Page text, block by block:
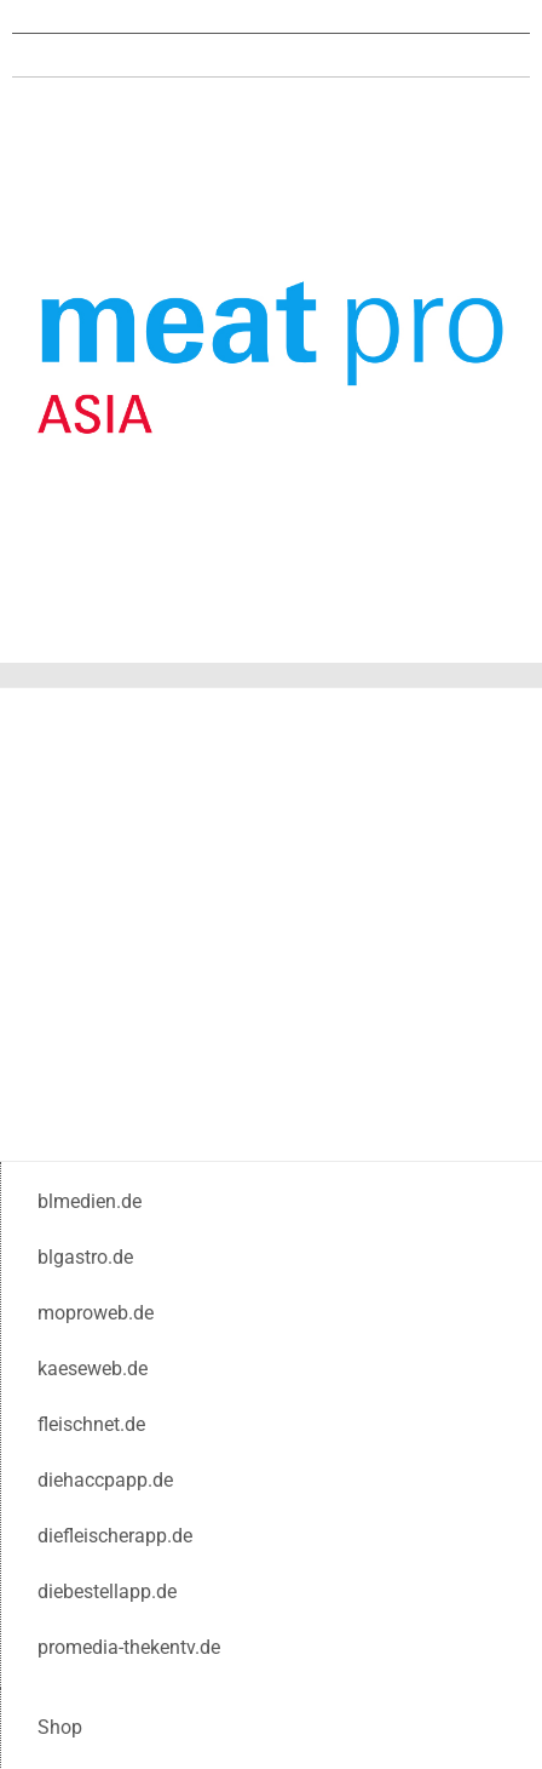
blmedien.de
blgastro.de
moproweb.de
kaeseweb.de
fleischnet.de
diehaccpapp.de
diefleischerapp.de
diebestellapp.de
promedia-thekentv.de
Shop